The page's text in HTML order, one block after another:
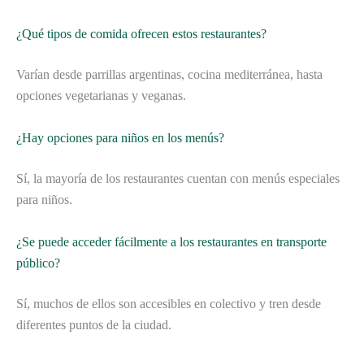
¿Qué tipos de comida ofrecen estos restaurantes?
Varían desde parrillas argentinas, cocina mediterránea, hasta
opciones vegetarianas y veganas.
¿Hay opciones para niños en los menús?
Sí, la mayoría de los restaurantes cuentan con menús especiales
para niños.
¿Se puede acceder fácilmente a los restaurantes en transporte
público?
Sí, muchos de ellos son accesibles en colectivo y tren desde
diferentes puntos de la ciudad.